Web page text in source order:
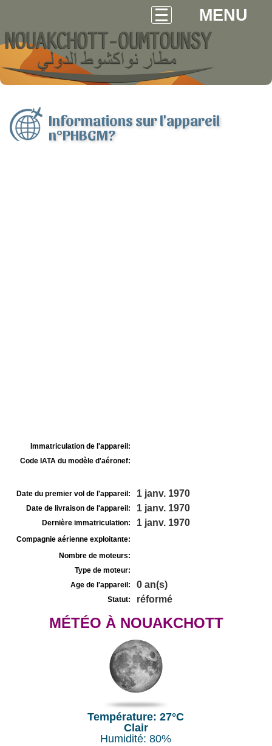
MENU
Informations sur l'appareil
n°PHBGM?
Immatriculation de l'appareil:
Code IATA du modèle d'aéronef:
Date du premier vol de l'appareil: 1 janv. 1970
Date de livraison de l'appareil: 1 janv. 1970
Dernière immatriculation: 1 janv. 1970
Compagnie aérienne exploitante:
Nombre de moteurs:
Type de moteur:
Age de l'appareil:
0 an(s)
Statut: réformé
MÉTÉO À NOUAKCHOTT
Température: 27°C
Clair
Humidité: 80%